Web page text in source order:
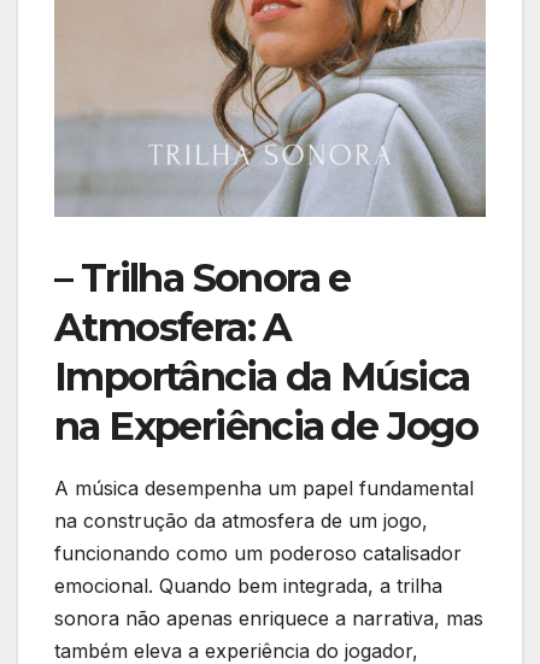
– Trilha Sonora e
Atmosfera:‌ A
‌Importância da Música
na Experiência⁣ de Jogo
A música‍ desempenha um papel fundamental
na‍ construção da atmosfera de ⁢um jogo,
funcionando como⁣ um poderoso catalisador‍
emocional. Quando bem‌ integrada, a trilha‌
sonora não apenas enriquece a ⁤narrativa, mas
também eleva a experiência do jogador,